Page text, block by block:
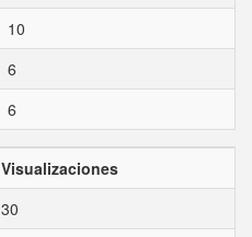
10
6
6
Visualizaciones
30